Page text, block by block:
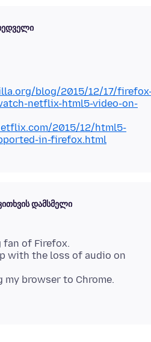
blog/2015/12/17/
netflix-html5-video-on-
2015/12/html5-
in-firefox.html
დამსმელი
fan of Firefox.
with the loss of audio on
browser to Chrome.